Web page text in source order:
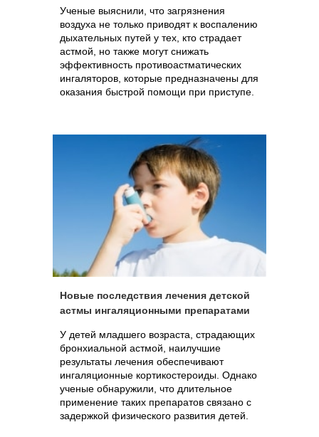
Ученые выяснили, что загрязнения
воздуха не только приводят к воспалению
дыхательных путей у тех, кто страдает
астмой, но также могут снижать
эффективность противоастматических
ингаляторов, которые предназначены для
оказания быстрой помощи при приступе.
Новые последствия лечения детской
астмы ингаляционными препаратами
У детей младшего возраста, страдающих
бронхиальной астмой, наилучшие
результаты лечения обеспечивают
ингаляционные кортикостероиды. Однако
ученые обнаружили, что длительное
применение таких препаратов связано с
задержкой физического развития детей.